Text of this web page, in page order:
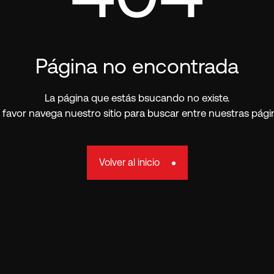
Página no encontrada
La página que estás bsucando no existe.
favor navega nuestro sitio para buscar entre nuestras
Volver al inicio